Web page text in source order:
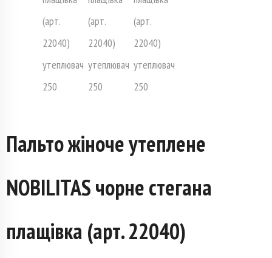
Пальто жіноче утеплене
NOBILITAS чорне стегана
плащівка (арт. 22040)